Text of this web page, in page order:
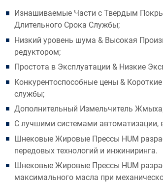
Изнашиваемые Части с Твердым
Длительного Срока Службы;
Низкий уровень шума & Высокая
редуктором;
Простота в Эксплуатации & Низкие
Конкурентоспособные цены &
службы;
Дополнительный Измельчитель
С лучшими системами автоматизации,
Шнековые Жировые Прессы HUM
передовых технологий и инжиниринга.
Шнековые Жировые Прессы HUM
максимального масла при